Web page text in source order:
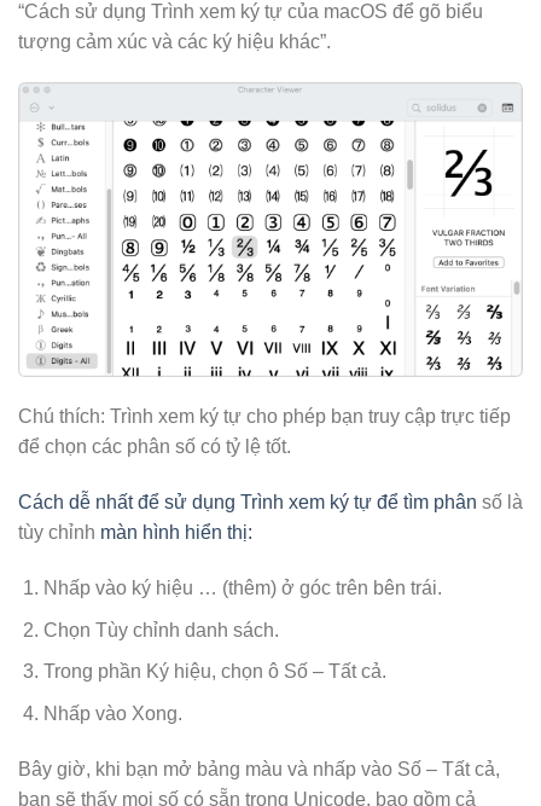
“Cách sử dụng Trình xem ký tự của macOS để gõ biểu
tượng cảm xúc và các ký hiệu khác”.
Chú thích: Trình xem ký tự cho phép bạn truy cập trực tiếp
để chọn các phân số có tỷ lệ tốt.
Cách dễ nhất để sử dụng Trình xem ký tự để tìm phân số là
tùy chỉnh màn hình hiển thị:
Nhấp vào ký hiệu … (thêm) ở góc trên bên trái.
Chọn Tùy chỉnh danh sách.
Trong phần Ký hiệu, chọn ô Số – Tất cả.
Nhấp vào Xong.
Bây giờ, khi bạn mở bảng màu và nhấp vào Số – Tất cả,
bạn sẽ thấy mọi số có sẵn trong Unicode, bao gồm cả